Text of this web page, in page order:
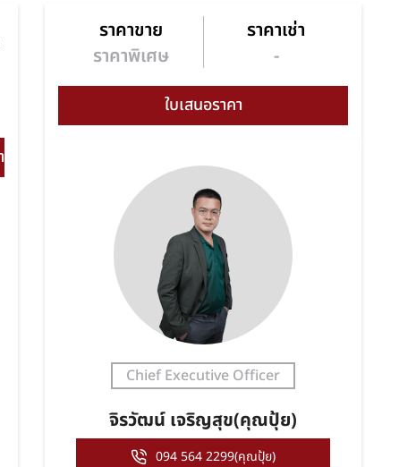
ราคาขาย
ราคาพิเศษ
ราคาเช่า
-
Chief Executive Officer
จิรวัฒน์ เจริญสุข(คุณปุ้ย)
094 564 2299(คุณปุ้ย)